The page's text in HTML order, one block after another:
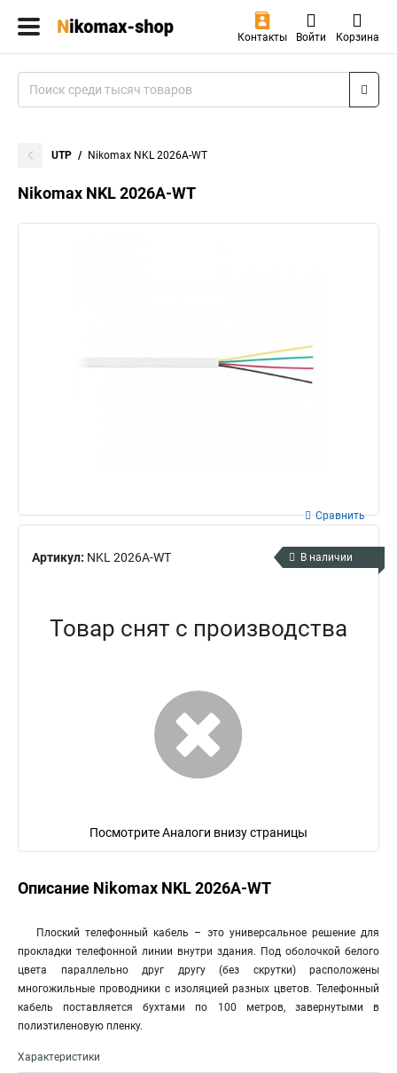
Контакты Войти Корзина
UTP Nikomax NKL 2026A-WT
Nikomax NKL 2026A-WT
Артикул: NKL 2026A-WT
Сравнить
В наличии
Товар снят с производства
Посмотрите Аналоги внизу страницы
Описание Nikomax NKL 2026A-WT
Плоский телефонный кабель – это универсальное решение для
прокладки телефонной линии внутри здания. Под оболочкой белого
цвета параллельно друг другу (без скрутки) расположены
многожильные проводники с изоляцией разных цветов. Телефонный
кабель поставляется бухтами по 100 метров, завернутыми в
полиэтиленовую пленку.
Характеристики